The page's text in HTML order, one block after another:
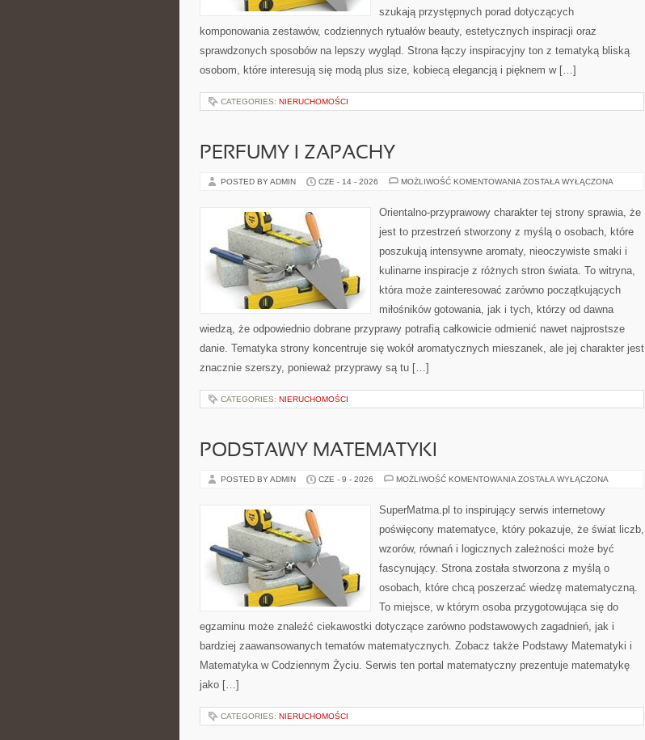
szukają przystępnych porad dotyczących
komponowania zestawów, codziennych rytuałów beauty, estetycznych inspiracji oraz
sprawdzonych sposobów na lepszy wygląd. Strona łączy inspiracyjny ton z tematyką bliską
osobom, które interesują się modą plus size, kobiecą elegancją i pięknem w […]
CATEGORIES: NIERUCHOMOŚCI
PERFUMY I ZAPACHY
POSTED BY ADMIN CZE - 14 - 2026 MOŻLIWOŚĆ KOMENTOWANIA PERFUMY
ZOSTAŁA WYŁĄCZONA
Orientalno-przyprawowy charakter tej strony sprawia, że
jest to przestrzeń stworzony z myślą o osobach, które
poszukują intensywne aromaty, nieoczywiste smaki i
kulinarne inspiracje z różnych stron świata. To witryna,
która może zainteresować zarówno początkujących
miłośników gotowania, jak i tych, którzy od dawna
wiedzą, że odpowiednio dobrane przyprawy potrafią całkowicie odmienić nawet najprostsze
danie. Tematyka strony koncentruje się wokół aromatycznych mieszanek, ale jej charakter jest
znacznie szerszy, ponieważ przyprawy są tu […]
CATEGORIES: NIERUCHOMOŚCI
PODSTAWY MATEMATYKI
POSTED BY ADMIN CZE - 9 - 2026 MOŻLIWOŚĆ KOMENTOWANIA PODSTAWY
ZOSTAŁA WYŁĄCZONA
SuperMatma.pl to inspirujący serwis internetowy
poświęcony matematyce, który pokazuje, że świat liczb,
wzorów, równań i logicznych zależności może być
fascynujący. Strona została stworzona z myślą o
osobach, które chcą poszerzać wiedzę matematyczną.
To miejsce, w którym osoba przygotowująca się do
egzaminu może znaleźć ciekawostki dotyczące zarówno podstawowych zagadnień, jak i
bardziej zaawansowanych tematów matematycznych. Zobacz także Podstawy Matematyki i
Matematyka w Codziennym Życiu. Serwis ten portal matematyczny prezentuje matematykę
jako […]
CATEGORIES: NIERUCHOMOŚCI